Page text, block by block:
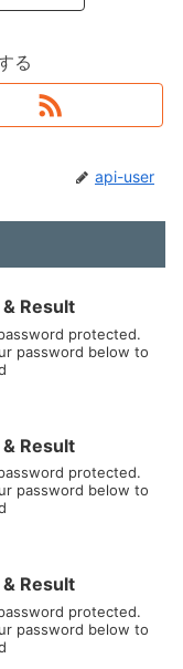
る
api-user
Result
protected.
password below to
Result
protected.
password below to
Result
protected.
password below to